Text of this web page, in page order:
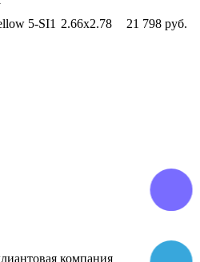
5-SI1 2.66x2.78
21 798 руб.
компания